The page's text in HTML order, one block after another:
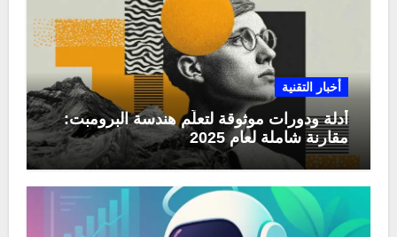
أخبار التقنية
أدلة ودورات موثوقة لتعلّم هندسة البرومبت:
مقارنة شاملة لعام 2025